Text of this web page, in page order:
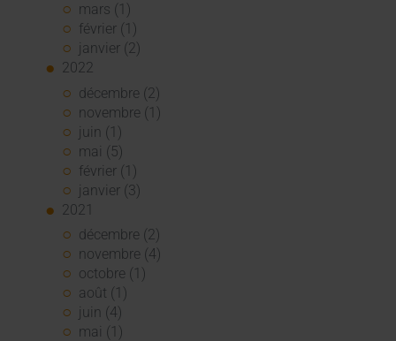
mars (1)
février (1)
janvier (2)
2022
décembre (2)
novembre (1)
juin (1)
mai (5)
février (1)
janvier (3)
2021
décembre (2)
novembre (4)
octobre (1)
août (1)
juin (4)
mai (1)